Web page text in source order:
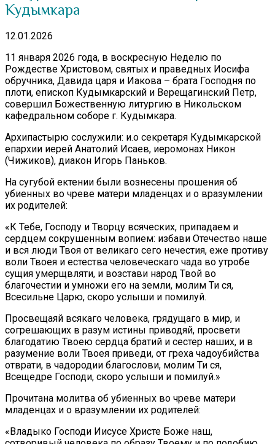
Кудымкара
12.01.2026
11 января 2026 года, в воскресную Неделю по
Рождестве Христовом, святых и праведных Иосифа
обручника, Давида царя и Иакова – брата Господня по
плоти, епископ Кудымкарский и Верещагинский Петр,
совершил Божественную литургию в Никольском
кафедральном соборе г. Кудымкара.
Архипастырю сослужили: и.о секретаря Кудымкарской
епархии иерей Анатолий Исаев, иеромонах Никон
(Чижиков), диакон Игорь Паньков.
На сугубой ектении были вознесены прошения об
убиенных во чреве матери младенцах и о вразумлении
их родителей:
«К Тебе, Господу и Творцу всяческих, припадаем и
сердцем сокрушенным вопием: избави Отечество наше
и вся люди Твоя от великаго сего нечестия, еже противу
воли Твоея и естества человеческаго чада во утробе
сущия умерщвляти, и возстави народ Твой во
благочестии и умножи его на земли, молим Ти ся,
Всесильне Царю, скоро услыши и помилуй.
Просвещаяй всякаго человека, грядущаго в мир, и
согрешающих в разум истины приводяй, просвети
благодатию Твоею сердца братий и сестер наших, и в
разумение воли Твоея приведи, от греха чадоубийства
отврати, в чадородии благослови, молим Ти ся,
Всещедре Господи, скоро услыши и помилуй.»
Прочитана молитва об убиенных во чреве матери
младенцах и о вразумлении их родителей:
«Владыко Господи Иисусе Христе Боже наш,